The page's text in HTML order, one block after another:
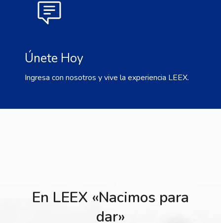
Únete Hoy
Ingresa con nosotros y vive la experiencia LEEX.
En LEEX «Nacimos para
dar»